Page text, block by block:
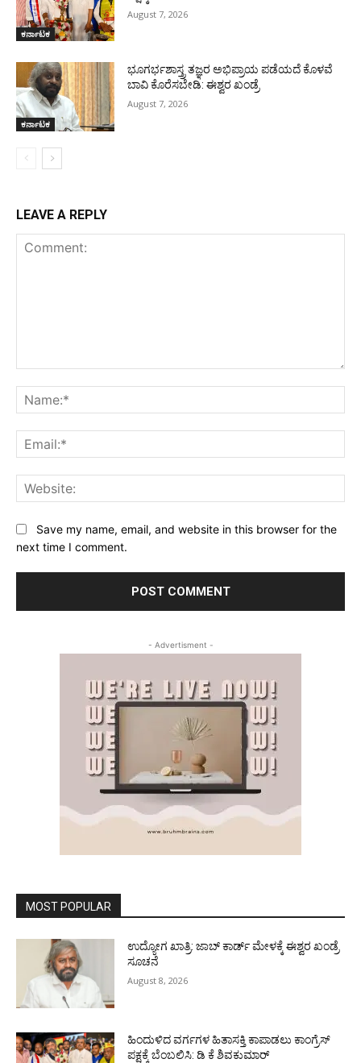
ಕರ್ನಾಟಕ
August 7, 2026
ಕರ್ನಾಟಕ
ಭೂಗರ್ಭಶಾಸ್ತ್ರ ತಜ್ಞರ ಅಭಿಪ್ರಾಯ ಪಡೆಯದೆ ಕೊಳವೆ
ಬಾವಿ ಕೊರೆಸಬೇಡಿ: ಈಶ್ವರ ಖಂಡ್ರೆ
August 7, 2026
LEAVE A REPLY
Save my name, email, and website in this browser for the
next time I comment.
- Advertisment -
MOST POPULAR
ಉದ್ಯೋಗ ಖಾತ್ರಿ: ಜಾಬ್ ಕಾರ್ಡ್ ಮೇಳಕ್ಕೆ ಈಶ್ವರ ಖಂಡ್ರೆ
ಸೂಚನೆ
August 8, 2026
ಹಿಂದುಳಿದ ವರ್ಗಗಳ ಹಿತಾಸಕ್ತಿ ಕಾಪಾಡಲು ಕಾಂಗ್ರೆಸ್
ಪಕ್ಷಕ್ಕೆ ಬೆಂಬಲಿಸಿ: ಡಿ ಕೆ ಶಿವಕುಮಾರ್